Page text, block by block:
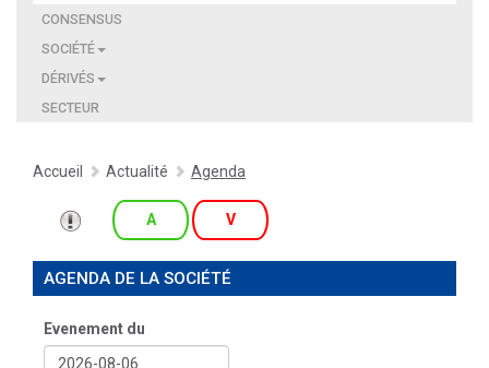
CONSENSUS
SOCIÉTÉ
DÉRIVÉS
SECTEUR
Accueil Actualité Agenda
A V
AGENDA DE LA SOCIÉTÉ
Evenement du